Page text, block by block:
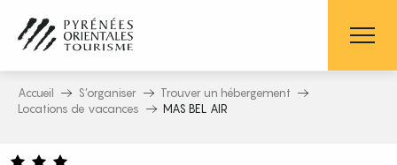
contenu
principal
Accueil S’organiser
Trouver un hébergement
Locations de vacances
MAS BEL AIR